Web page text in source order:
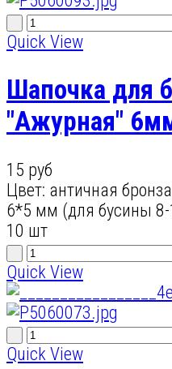
Quick View
Шапочка для
"Ажурная"
15 руб
Цвет: античная
6*5 мм (для бусины
10 шт
Quick View
Quick View